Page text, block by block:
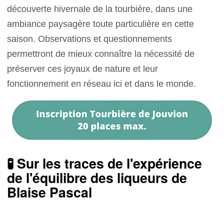
découverte hivernale de la tourbière, dans une
ambiance paysagère toute particulière en cette
saison. Observations et questionnements
permettront de mieux connaître la nécessité de
préserver ces joyaux de nature et leur
fonctionnement en réseau ici et dans le monde.
🧪 Sur les traces de l'expérience
de l'équilibre des liqueurs de
Blaise Pascal